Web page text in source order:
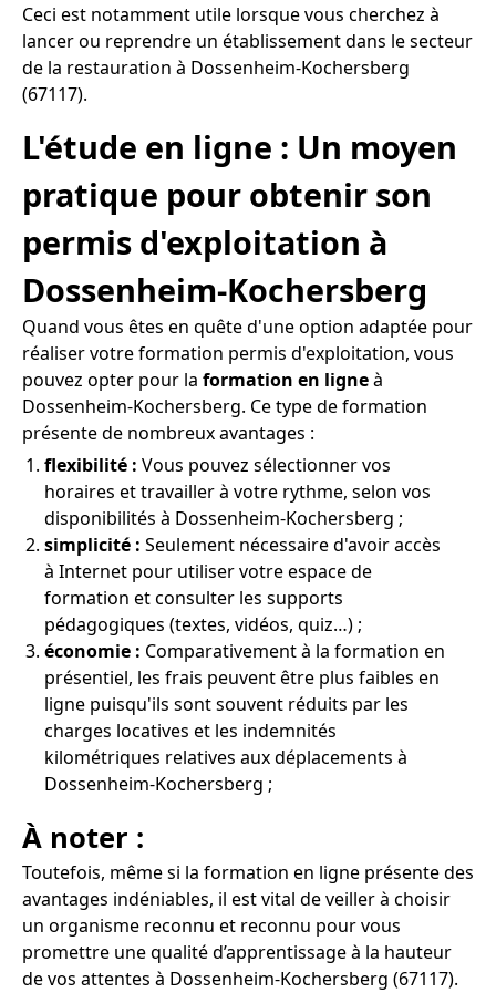
Ceci est notamment utile lorsque vous cherchez à
lancer ou reprendre un établissement dans le secteur
de la restauration à Dossenheim-Kochersberg
(67117).
L'étude en ligne : Un moyen
pratique pour obtenir son
permis d'exploitation à
Dossenheim-Kochersberg
Quand vous êtes en quête d'une option adaptée pour
réaliser votre formation permis d'exploitation, vous
pouvez opter pour la formation en ligneà
Dossenheim-Kochersberg. Ce type de formation
présente de nombreux avantages :
flexibilité : Vous pouvez sélectionner vos
horaires et travailler à votre rythme, selon vos
disponibilités à Dossenheim-Kochersberg ;
simplicité : Seulement nécessaire d'avoir accès
à Internet pour utiliser votre espace de
formation et consulter les supports
pédagogiques (textes, vidéos, quiz…) ;
économie : Comparativement à la formation en
présentiel, les frais peuvent être plus faibles en
ligne puisqu'ils sont souvent réduits par les
charges locatives et les indemnités
kilométriques relatives aux déplacements à
Dossenheim-Kochersberg ;
À noter :
Toutefois, même si la formation en ligne présente des
avantages indéniables, il est vital de veiller à choisir
un organisme reconnu et reconnu pour vous
promettre une qualité d’apprentissage à la hauteur
de vos attentes à Dossenheim-Kochersberg (67117).